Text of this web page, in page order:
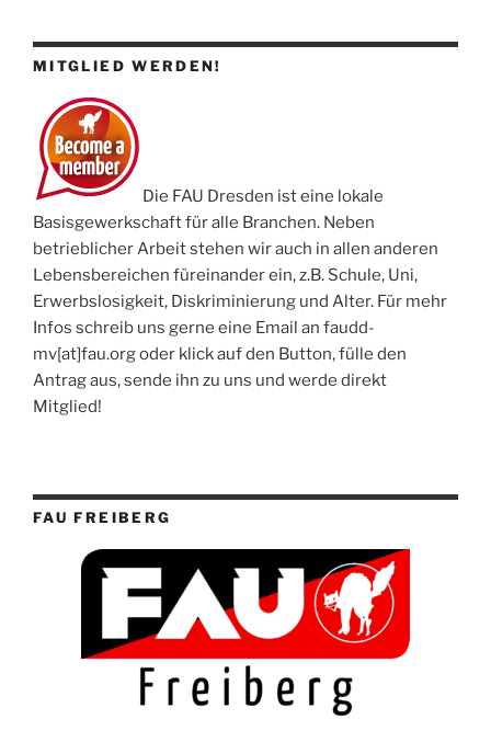
MITGLIED WERDEN!
Die FAU Dresden ist eine lokale
Basisgewerkschaft für alle Branchen. Neben
betrieblicher Arbeit stehen wir auch in allen anderen
Lebensbereichen füreinander ein, z.B. Schule, Uni,
Erwerbslosigkeit, Diskriminierung und Alter. Für mehr
Infos schreib uns gerne eine Email an faudd-
mv[at]fau.org oder klick auf den Button, fülle den
Antrag aus, sende ihn zu uns und werde direkt
Mitglied!
FAU FREIBERG